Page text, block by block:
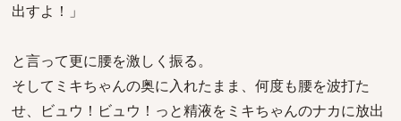
出すよ！」
と言って更に腰を激しく振る。
そしてミキちゃんの奥に入れたまま、何度も腰を波打た
せ、ビュウ！ビュウ！っと精液をミキちゃんのナカに放出